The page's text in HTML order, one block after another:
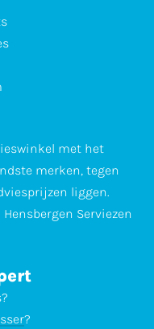
met het
merken, tegen
liggen.
Serviezen
?